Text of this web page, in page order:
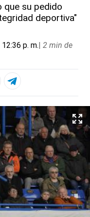
que su pedido
deportiva"
p. m.| 2 min de